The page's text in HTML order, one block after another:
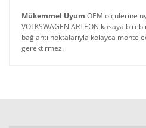
Mükemmel Uyum OEM ölçülerine
VOLKSWAGEN ARTEON kasaya
bağlantı noktalarıyla kolayca monte
gerektirmez.